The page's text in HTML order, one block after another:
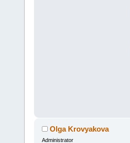
Olga Krovyakova
Administrator